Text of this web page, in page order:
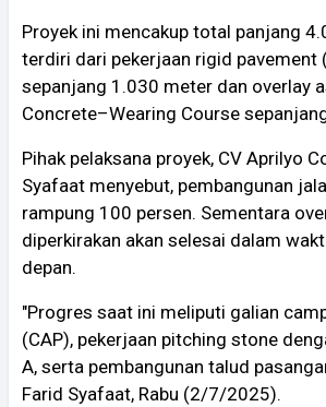
Proyek ini mencakup total panjang
terdiri dari pekerjaan rigid pavement
sepanjang 1.030 meter dan overlay
Concrete–Wearing Course
Pihak pelaksana proyek, CV Aprilyo
Syafaat menyebut, pembangunan
rampung 100 persen. Sementara
diperkirakan akan selesai dalam
depan.
"Progres saat ini meliputi galian
(CAP), pekerjaan pitching stone
A, serta pembangunan talud
Farid Syafaat, Rabu (2/7/2025).